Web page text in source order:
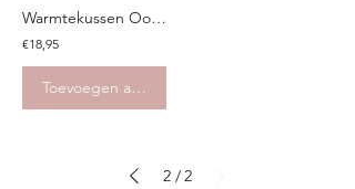
Warmtekussen Oogmasker - Blauw groen
€18,95
Toevoegen aan winkelwagen
2 /2